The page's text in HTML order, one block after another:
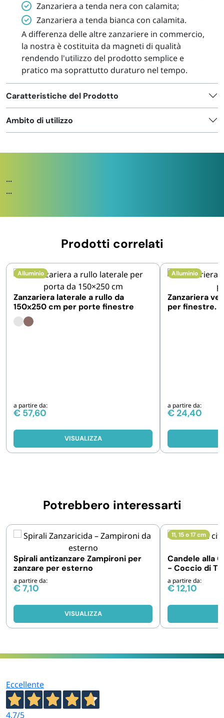
Zanzariera a tenda nera con calamita;
Zanzariera a tenda bianca con calamita.
A differenza delle altre zanzariere in commercio,
la nostra è costituita da magneti di qualità
rendendo l'utilizzo del prodotto semplice e
pratico ma soprattutto duraturo nel tempo.
Caratteristiche del Prodotto
Ambito di utilizzo
...
...
Prodotti correlati
Alluminio
Zanzariera laterale a rullo da
150x250 cm per porte finestre
a partire da:
€ 57,60
VISUALIZZA
Alluminio
Zanzariera
per finestre.
a partire da:
€ 24,40
Potrebbero interessarti
Spirali antizanzare Zampironi per
zanzare per esterno
a partire da:
€7,10
VISUALIZZA
11, 15 o 17 cm
Candele alla
- Coccio di
a partire da:
€12,10
Eccellente
4,7/5